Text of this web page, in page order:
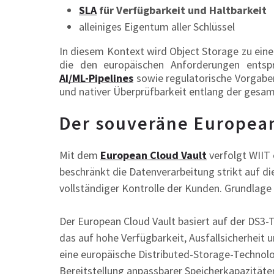
SLAfür Verfügbarkeit und Haltbarkeit
alleiniges Eigentum aller Schlüssel
In diesem Kontext wird Object Storage zu
die den europäischen Anforderungen
AI/ML-Pipelines sowie regulatorische
und nativer Überprüfbarkeit entlang der
Der souveräne
Mit dem European Cloud Vaultverfolgt WIIT
beschränkt die Datenverarbeitung strikt auf
vollständiger Kontrolle der Kunden.
Der European Cloud Vault basiert auf der
das auf hohe Verfügbarkeit,
eine europäische Distributed-Storage-
Bereitstellung anpassbarer